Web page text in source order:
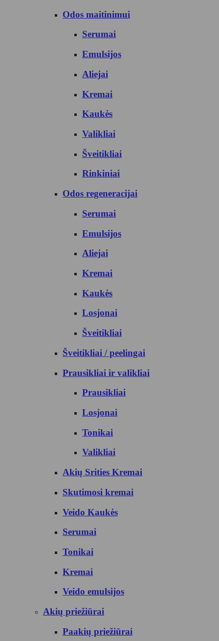
Odos maitinimui
Serumai
Emulsijos
Aliejai
Kremai
Kaukės
Valikliai
Šveitikliai
Rinkiniai
Odos regeneracijai
Serumai
Emulsijos
Aliejai
Kremai
Kaukės
Losjonai
Šveitikliai
Šveitikliai / peelingai
Prausikliai ir valikliai
Prausikliai
Losjonai
Tonikai
Valikliai
Akių Srities Kremai
Skutimosi kremai
Veido Kaukės
Serumai
Tonikai
Kremai
Veido emulsijos
Akių priežiūrai
Paakių priežiūrai